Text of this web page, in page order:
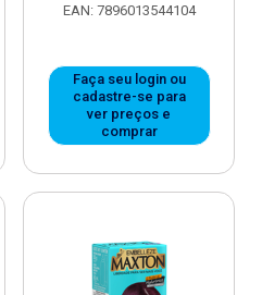
EAN: 7896013544104
Faça seu login ou
cadastre-se para
ver preços e
comprar